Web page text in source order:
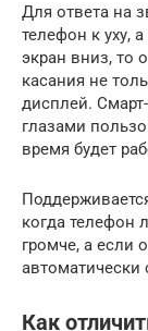
Для ответа на
телефон к уху,
экран вниз, то
касания не
дисплей.
глазами
время будет
когда телефон
громче, а если
автоматически
Как